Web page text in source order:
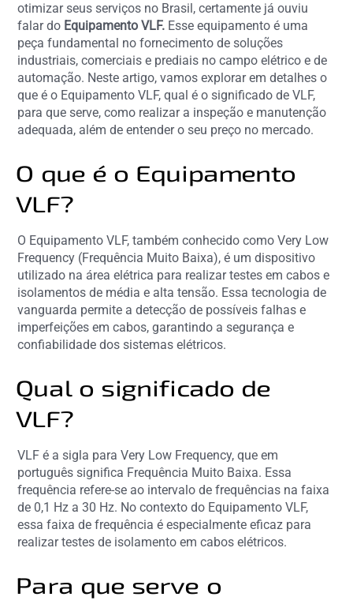
otimizar seus serviços no Brasil, certamente já ouviu
falar do Equipamento VLF. Esse equipamento é uma
peça fundamental no fornecimento de soluções
industriais, comerciais e prediais no campo elétrico e de
automação. Neste artigo, vamos explorar em detalhes o
que é o Equipamento VLF, qual é o significado de VLF,
para que serve, como realizar a inspeção e manutenção
adequada, além de entender o seu preço no mercado.
O que é o Equipamento
VLF?
O Equipamento VLF, também conhecido como Very Low
Frequency (Frequência Muito Baixa), é um dispositivo
utilizado na área elétrica para realizar testes em cabos e
isolamentos de média e alta tensão. Essa tecnologia de
vanguarda permite a detecção de possíveis falhas e
imperfeições em cabos, garantindo a segurança e
confiabilidade dos sistemas elétricos.
Qual o significado de
VLF?
VLF é a sigla para Very Low Frequency, que em
português significa Frequência Muito Baixa. Essa
frequência refere-se ao intervalo de frequências na faixa
de 0,1 Hz a 30 Hz. No contexto do Equipamento VLF,
essa faixa de frequência é especialmente eficaz para
realizar testes de isolamento em cabos elétricos.
Para que serve o